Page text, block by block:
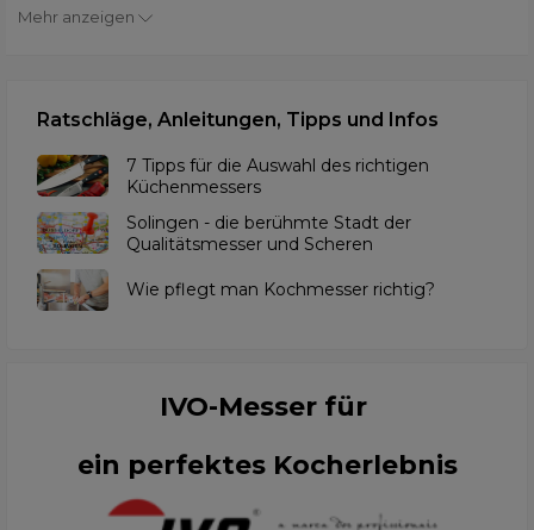
Mehr anzeigen
Ratschläge, Anleitungen, Tipps und Infos
7 Tipps für die Auswahl des richtigen
Küchenmessers
Solingen - die berühmte Stadt der
Qualitätsmesser und Scheren
Wie pflegt man Kochmesser richtig?
IVO-Messer für
ein perfektes Kocherlebnis